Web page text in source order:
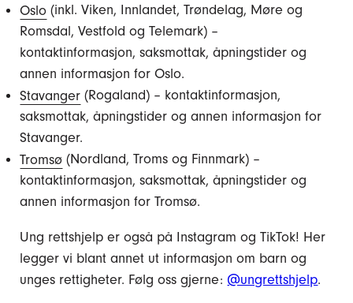
Oslo (inkl. Viken, Innlandet, Trøndelag, Møre og
Romsdal, Vestfold og Telemark) –
kontaktinformasjon, saksmottak, åpningstider og
annen informasjon for Oslo.
Stavanger (Rogaland) – kontaktinformasjon,
saksmottak, åpningstider og annen informasjon for
Stavanger.
Tromsø (Nordland, Troms og Finnmark) –
kontaktinformasjon, saksmottak, åpningstider og
annen informasjon for Tromsø.
Ung rettshjelp er også på Instagram og TikTok! Her
legger vi blant annet ut informasjon om barn og
unges rettigheter. Følg oss gjerne: @ungrettshjelp.